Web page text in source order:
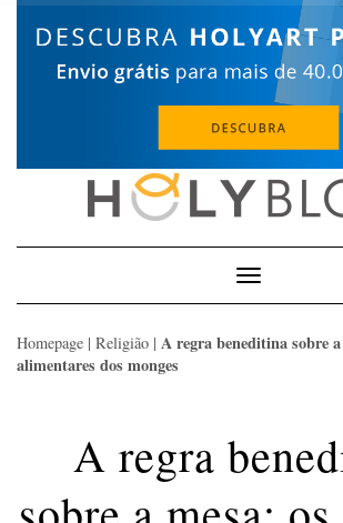
Toggle
Navigation
Homepage | Religião | A regra beneditina sobre
alimentares dos monges
A regra